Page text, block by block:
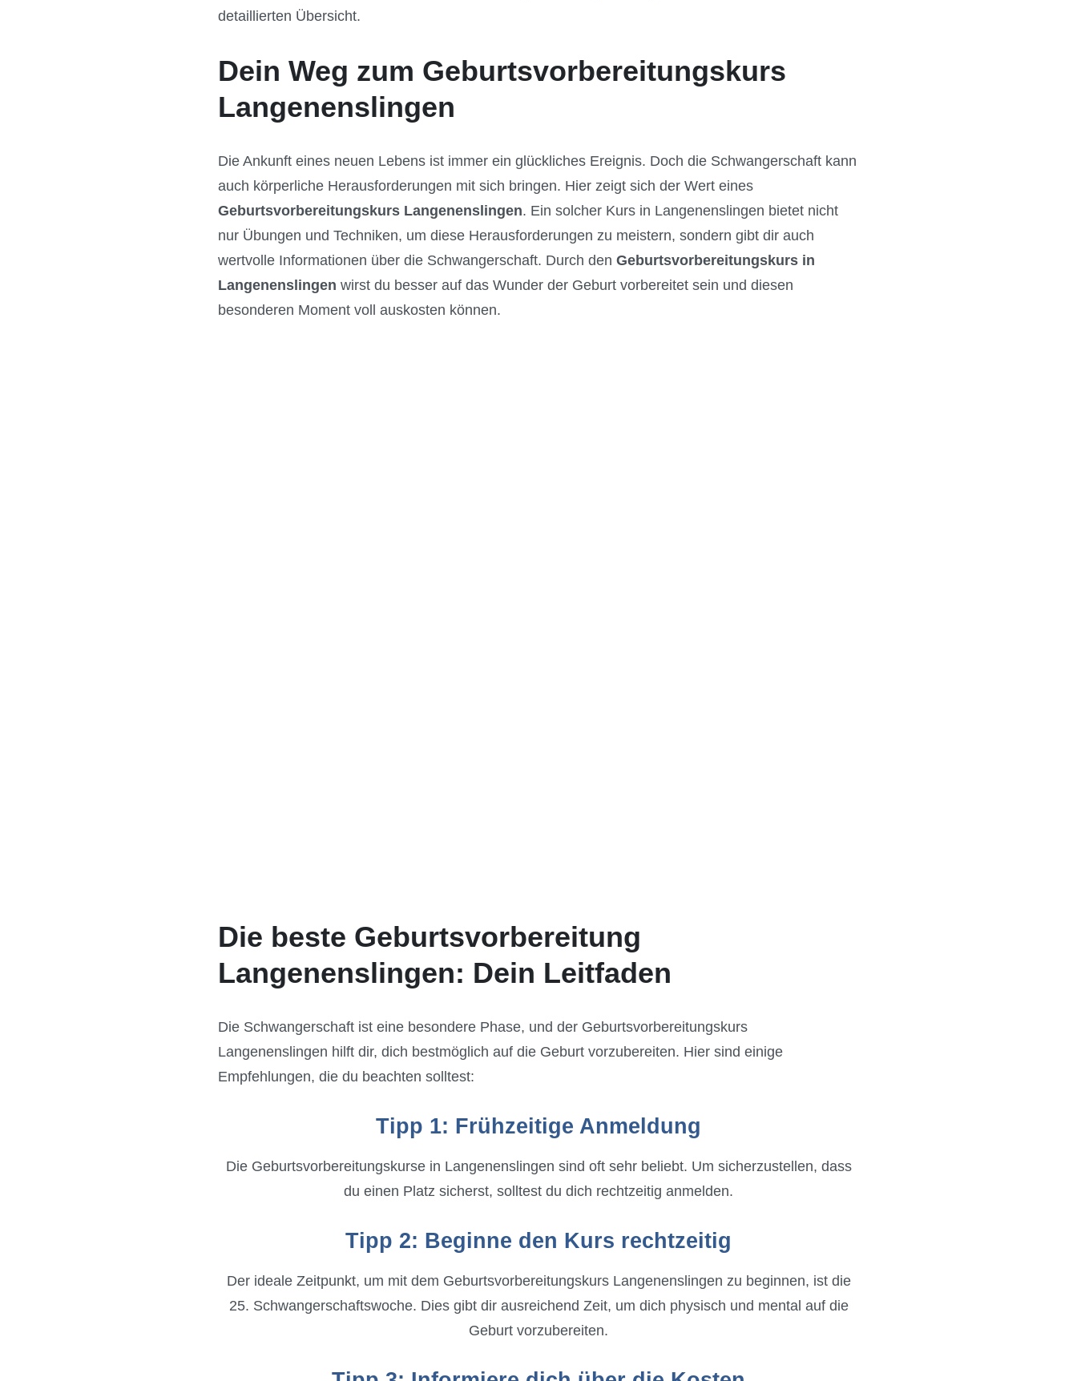
detaillierten Übersicht.
Dein Weg zum Geburtsvorbereitungskurs
Langenenslingen
Die Ankunft eines neuen Lebens ist immer ein glückliches Ereignis. Doch die Schwangerschaft kann
auch körperliche Herausforderungen mit sich bringen. Hier zeigt sich der Wert eines
Geburtsvorbereitungskurs Langenenslingen. Ein solcher Kurs in Langenenslingen bietet nicht
nur Übungen und Techniken, um diese Herausforderungen zu meistern, sondern gibt dir auch
wertvolle Informationen über die Schwangerschaft. Durch den Geburtsvorbereitungskurs in
Langenenslingen wirst du besser auf das Wunder der Geburt vorbereitet sein und diesen
besonderen Moment voll auskosten können.
Die beste Geburtsvorbereitung
Langenenslingen: Dein Leitfaden
Die Schwangerschaft ist eine besondere Phase, und der Geburtsvorbereitungskurs
Langenenslingen hilft dir, dich bestmöglich auf die Geburt vorzubereiten. Hier sind einige
Empfehlungen, die du beachten solltest:
Tipp 1: Frühzeitige Anmeldung
Die Geburtsvorbereitungskurse in Langenenslingen sind oft sehr beliebt. Um sicherzustellen, dass
du einen Platz sicherst, solltest du dich rechtzeitig anmelden.
Tipp 2: Beginne den Kurs rechtzeitig
Der ideale Zeitpunkt, um mit dem Geburtsvorbereitungskurs Langenenslingen zu beginnen, ist die
25. Schwangerschaftswoche. Dies gibt dir ausreichend Zeit, um dich physisch und mental auf die
Geburt vorzubereiten.